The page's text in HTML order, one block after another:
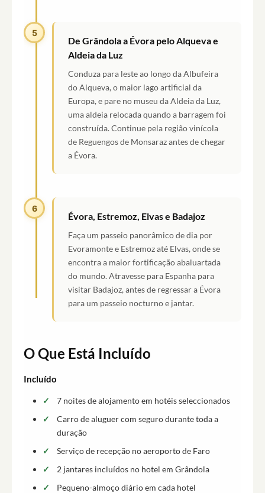
5
De Grândola a Évora pelo Alqueva e
Aldeia da Luz
Conduza para leste ao longo da Albufeira
do Alqueva, o maior lago artificial da
Europa, e pare no museu da Aldeia da Luz,
uma aldeia relocada quando a barragem foi
construída. Continue pela região vinícola
de Reguengos de Monsaraz antes de chegar
a Évora.
6
Évora, Estremoz, Elvas e Badajoz
Faça um passeio panorâmico de dia por
Evoramonte e Estremoz até Elvas, onde se
encontra a maior fortificação abaluartada
do mundo. Atravesse para Espanha para
visitar Badajoz, antes de regressar a Évora
para um passeio nocturno e jantar.
O Que Está Incluído
Incluído
7 noites de alojamento em hotéis seleccionados
Carro de aluguer com seguro durante toda a
duração
Serviço de recepção no aeroporto de Faro
2 jantares incluídos no hotel em Grândola
Pequeno-almoço diário em cada hotel